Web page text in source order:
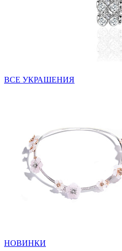
ВСЕ УКРАШЕНИЯ
НОВИНКИ